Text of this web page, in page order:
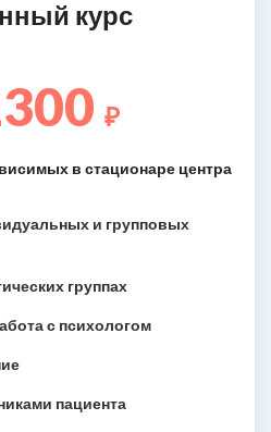
курс
₽
в стационаре центра
и групповых
группах
с психологом
пациента